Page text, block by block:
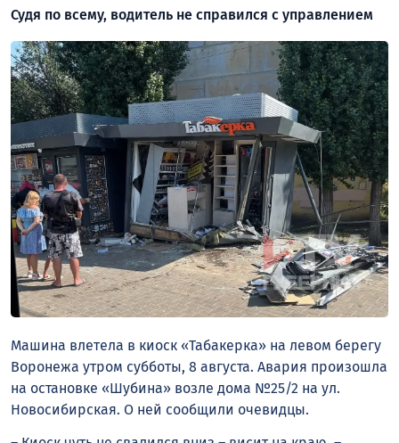
Судя по всему, водитель не справился с управлением
Машина влетела в киоск «Табакерка» на левом берегу
Воронежа утром субботы, 8 августа. Авария произошла
на остановке «Шубина» возле дома №25/2 на ул.
Новосибирская. О ней сообщили очевидцы.